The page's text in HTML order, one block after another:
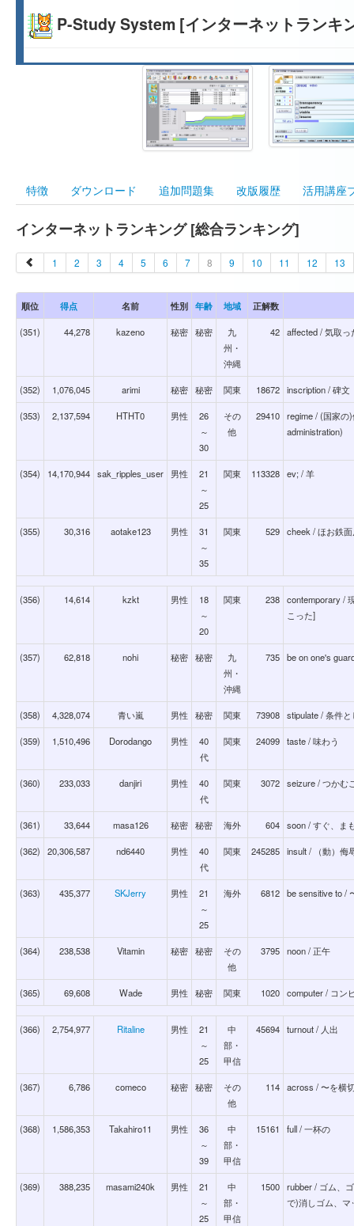
P-Study System [インターネットランキ
特徴 ダウンロード 追加問題集 改版履歴 活用講座
インターネットランキング [総合ランキング]
1 2 3 4 5 6 7 8 9 10 11 12 13
順位 得点 名前 性別 年齢 地域 正解数
(351) 44,278 kazeno 秘密 秘密
九
州・
沖縄
42 affected / 気取っ
(352) 1,076,045 arimi 秘密 秘密 関東 18672 inscription / 碑文
(353) 2,137,594 HTHT0 男性
26
～
30
その
他
29410 regime / (国家の
administration)
(354) 14,170,944 sak_ripples_user 男性
21
～
25
関東 113328 ev; / 羊
(355) 30,316 aotake123 男性
31
～
35
関東 529 cheek / ほお鉄
(356) 14,614 kzkt 男性
18
～
20
関東 238 contemporary /
こった]
(357) 62,818 nohi 秘密 秘密
九
州・
沖縄
735 be on one's
(358) 4,328,074 青い嵐 男性 秘密 関東 73908 stipulate / 条件
(359) 1,510,496 Dorodango 男性
40
代
関東 24099 taste / 味わう
(360) 233,033 danjiri 男性
40
代
関東 3072 seizure / つかむ
(361) 33,644 masa126 秘密 秘密 海外 604 soon / すぐ、ま
(362) 20,306,587 nd6440 男性
40
代
関東 245285 insult / （動）侮
(363) 435,377 SKJerry 男性
21
～
25
海外 6812 be sensitive to /
(364) 238,538 Vitamin 秘密 秘密
その
他
3795 noon / 正午
(365) 69,608 Wade 男性 秘密 関東 1020 computer / コン
(366) 2,754,977 Ritaline 男性
21
～
25
中
部・
甲信
45694 turnout / 人出
(367) 6,786 comeco 秘密 秘密
その
他
114 across / 〜を横
(368) 1,586,353 Takahiro11 男性
36
～
39
中
部・
甲信
15161 full / 一杯の
(369) 388,235 masami240k 男性
21
～
25
中
部・
甲信
1500 rubber / ゴム、
で)消しゴム、マ